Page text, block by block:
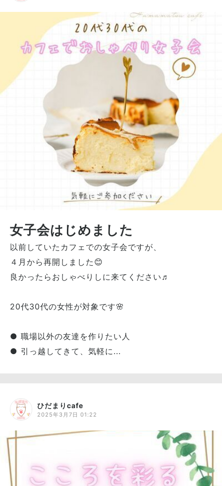
女子会はじめました
以前していたカフェでの女子会ですが、
４月から再開しました😊
良かったらおしゃべりしに来てください♬
20代30代の女性が対象です🌸
● 職場以外の友達を作りたい人
● 引っ越してきて、気軽に...
ひだまりcafe
2025年3月7日 01:22